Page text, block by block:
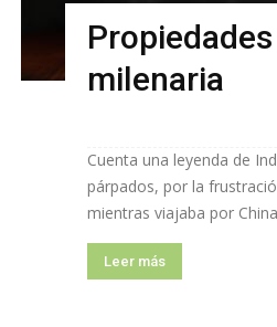
milenaria
Cuenta una leyenda de
párpados, por la
mientras viajaba por
Leer más